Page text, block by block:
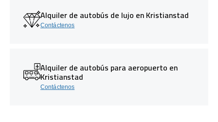
Alquiler de autobús de lujo en Kristianstad
Contáctenos
Alquiler de autobús para aeropuerto en
Kristianstad
Contáctenos